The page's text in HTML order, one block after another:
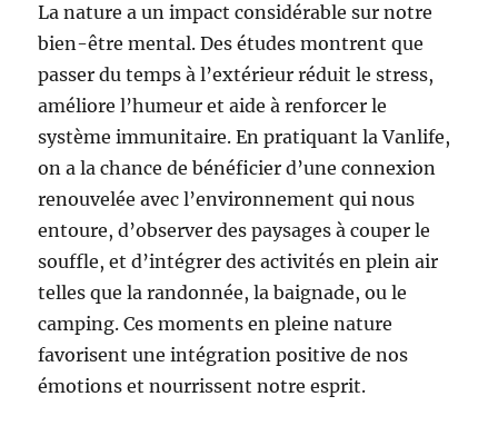
La nature a un impact considérable sur notre
bien-être mental. Des études montrent que
passer du temps à l’extérieur réduit le stress,
améliore l’humeur et aide à renforcer le
système immunitaire. En pratiquant la Vanlife,
on a la chance de bénéficier d’une connexion
renouvelée avec l’environnement qui nous
entoure, d’observer des paysages à couper le
souffle, et d’intégrer des activités en plein air
telles que la randonnée, la baignade, ou le
camping. Ces moments en pleine nature
favorisent une intégration positive de nos
émotions et nourrissent notre esprit.